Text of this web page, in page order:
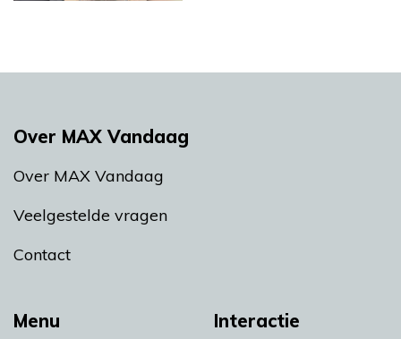
Menu Interactie
Over MAX Vandaag
Over MAX Vandaag
Veelgestelde vragen
Contact